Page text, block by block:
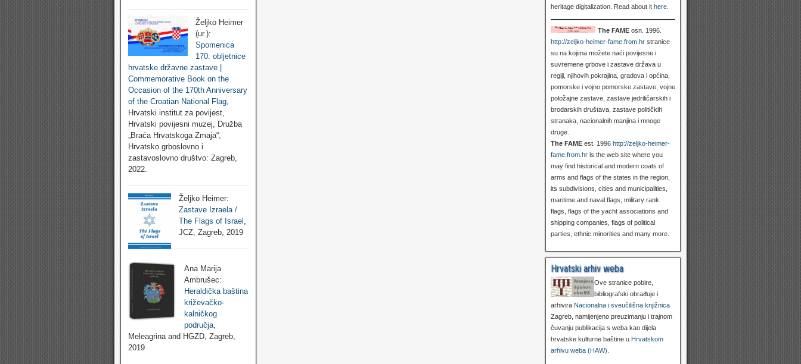
Željko Heimer
(ur.):
Spomenica
170. obljetnice
hrvatske državne zastave |
Commemorative Book on the
Occasion of the 170th Anniversary
of the Croatian National Flag
Hrvatski institut za povijest,
Hrvatski povijesni muzej, Družba
„Braća Hrvatskoga Zmaja“,
Hrvatsko grboslovno i
zastavoslovno društvo: Zagreb,
2022.
Željko Heimer:
Zastave Izraela /
The Flags of Israel ,
JCZ, Zagreb, 2019
Ana Marija
Ambrušec:
Heraldička baština
križevačko-
kalničkog
područja,
Meleagrina and HGZD, Zagreb,
2019
heritage digitalization. Read about it here.
The FAMEosn. 1996.
http://zeljko-heimer-fame.from.hrstranice
su na kojima možete naći povijesne i
suvremene grbove i zastave država u
regiji, njihovih pokrajina, gradova i općina,
pomorske i vojno pomorske zastave, vojne
položajne zastave, zastave jedriličarskih i
brodarskih društava, zastave političkih
stranaka, nacionalnih manjina i mnoge
druge.
The FAMEest. 1996 http://zeljko-heimer-
fame.from.hris the web site where you
may find historical and modern coats of
arms and flags of the states in the region,
its subdivisions, cities and municipalities,
maritime and naval flags, military rank
flags, flags of the yacht associations and
shipping companies, flags of political
parties, ethnic minorities and many more.
Hrvatski arhiv weba
Ove stranice pobire,
bibliografski obrađuje i
arhivira Nacionalna i sveučilišna knjižnica
Zagreb, namijenjeno preuzimanju i trajnom
čuvanju publikacija s weba kao dijela
hrvatske kulturne baštine u Hrvatskom
arhivu weba (HAW)